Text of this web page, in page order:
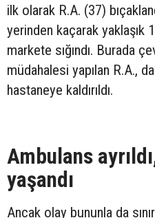
ilk olarak R.A. (37)
yerinden kaçarak yaklaşık
markete sığındı. Burada
müdahalesi yapılan R.A.,
hastaneye kaldırıldı.
Ambulans
yaşandı
Ancak olay bununla da